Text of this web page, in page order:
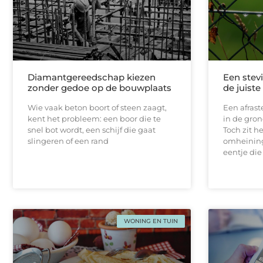
Diamantgereedschap kiezen
zonder gedoe op de bouwplaats
Wie vaak beton boort of steen zaagt,
kent het probleem: een boor die te
snel bot wordt, een schijf die gaat
slingeren of een rand
Een
de juiste
Een
in de
Toch zit
eentje die
WONING EN TUIN